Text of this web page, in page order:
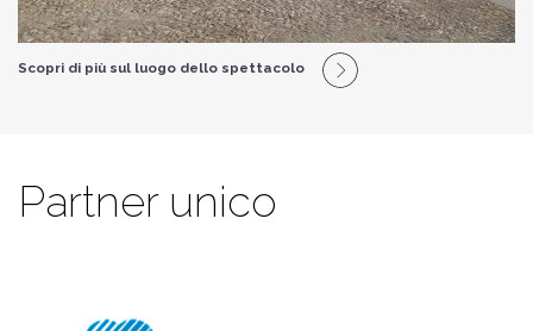
Scopri di più sul luogo dello spettacolo
Partner unico